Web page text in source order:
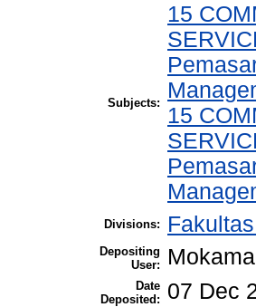
Subjects:
15
15
Divisions:
Depositing
User:
Date
Deposited:
07 Dec